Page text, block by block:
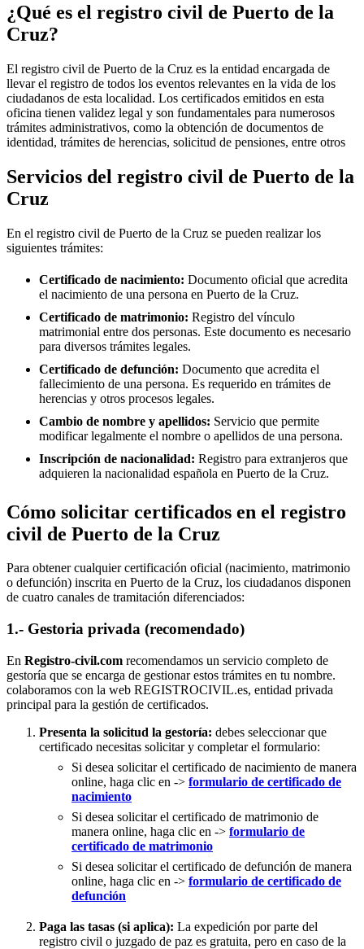
¿Qué es el registro civil de Puerto de la
Cruz?
El registro civil de Puerto de la Cruz es la entidad encargada de
llevar el registro de todos los eventos relevantes en la vida de los
ciudadanos de esta localidad. Los certificados emitidos en esta
oficina tienen validez legal y son fundamentales para numerosos
trámites administrativos, como la obtención de documentos de
identidad, trámites de herencias, solicitud de pensiones, entre otros
Servicios del registro civil de Puerto de la
Cruz
En el registro civil de Puerto de la Cruz se pueden realizar los
siguientes trámites:
Certificado de nacimiento: Documento oficial que acredita
el nacimiento de una persona en Puerto de la Cruz.
Certificado de matrimonio: Registro del vínculo
matrimonial entre dos personas. Este documento es necesario
para diversos trámites legales.
Certificado de defunción: Documento que acredita el
fallecimiento de una persona. Es requerido en trámites de
herencias y otros procesos legales.
Cambio de nombre y apellidos: Servicio que permite
modificar legalmente el nombre o apellidos de una persona.
Inscripción de nacionalidad: Registro para extranjeros que
adquieren la nacionalidad española en Puerto de la Cruz.
Cómo solicitar certificados en el registro
civil de Puerto de la Cruz
Para obtener cualquier certificación oficial (nacimiento, matrimonio
o defunción) inscrita en Puerto de la Cruz, los ciudadanos disponen
de cuatro canales de tramitación diferenciados:
1.- Gestoria privada (recomendado)
En Registro-civil.com recomendamos un servicio completo de
gestoría que se encarga de gestionar estos trámites en tu nombre.
colaboramos con la web REGISTROCIVIL.es, entidad privada
principal para la gestión de certificados.
Presenta la solicitud la gestoría: debes seleccionar que
certificado necesitas solicitar y completar el formulario:
Si desea solicitar el certificado de nacimiento de manera
online, haga clic en -> formulario de certificado de
nacimiento
Si desea solicitar el certificado de matrimonio de
manera online, haga clic en -> formulario de
certificado de matrimonio
Si desea solicitar el certificado de defunción de manera
online, haga clic en -> formulario de certificado de
defunción
Paga las tasas (si aplica): La expedición por parte del
registro civil o juzgado de paz es gratuita, pero en caso de la